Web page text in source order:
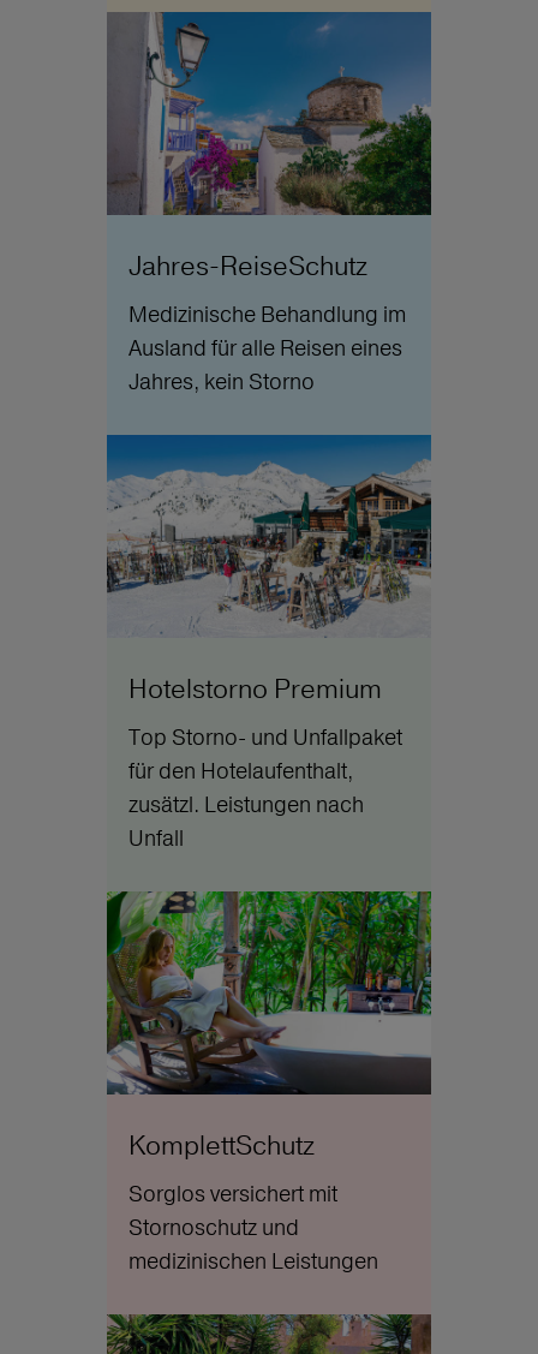
Jahres-ReiseSchutz
Medizinische Behandlung im
Ausland für alle Reisen eines
Jahres, kein Storno
Hotelstorno Premium
Top Storno- und Unfallpaket
für den Hotelaufenthalt,
zusätzl. Leistungen nach
Unfall
KomplettSchutz
Sorglos versichert mit
Stornoschutz und
medizinischen Leistungen